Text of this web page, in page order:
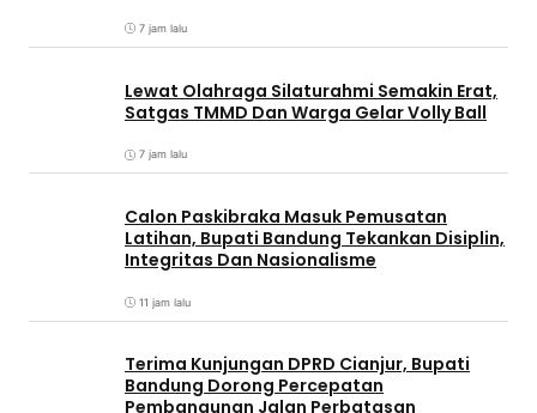
7 jam lalu
Lewat Olahraga Silaturahmi Semakin Erat,
Satgas TMMD Dan Warga Gelar Volly Ball
7 jam lalu
Calon Paskibraka Masuk Pemusatan
Latihan, Bupati Bandung Tekankan Disiplin,
Integritas Dan Nasionalisme
11 jam lalu
Terima Kunjungan DPRD Cianjur, Bupati
Bandung Dorong Percepatan
Pembangunan Jalan Perbatasan